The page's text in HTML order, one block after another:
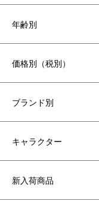
年齢別
価格別（税別）
ブランド別
キャラクター
新入荷商品